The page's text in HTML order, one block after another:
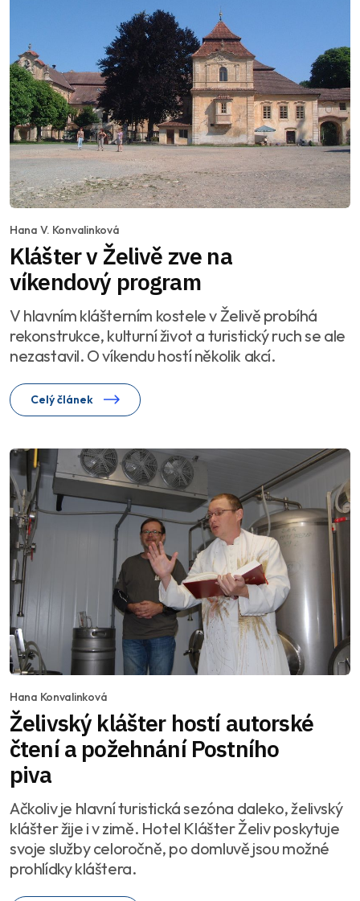
Hana V. Konvalinková
Klášter v Želivě zve na
víkendový program
V hlavním klášterním kostele v Želivě probíhá
rekonstrukce, kulturní život a turistický ruch se ale
nezastavil. O víkendu hostí několik akcí.
Celý článek
Hana Konvalinková
Želivský klášter hostí autorské
čtení a požehnání Postního
piva
Ačkoliv je hlavní turistická sezóna daleko, želivský
klášter žije i v zimě. Hotel Klášter Želiv poskytuje
svoje služby celoročně, po domluvě jsou možné
prohlídky kláštera.